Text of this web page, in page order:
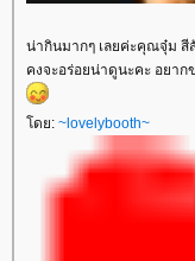
น่ากินมากๆ เลยค่ะคุณจุ๋ม สี
คงจะอร่อยน่าดูนะคะ อยาก
โดย: ~lovelybooth~